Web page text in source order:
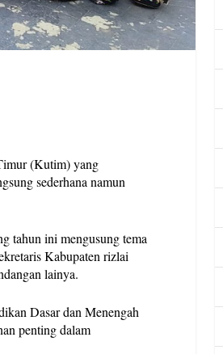
(Kutim) yang
sederhana namun
tahun ini mengusung tema
Kabupaten rizlai
lainya.
Dasar dan Menengah
penting dalam